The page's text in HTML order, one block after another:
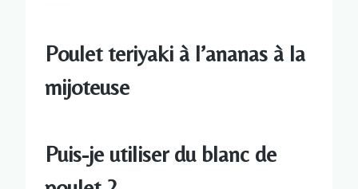
Poulet teriyaki à l’ananas à la
mijoteuse
Puis-je utiliser du blanc de